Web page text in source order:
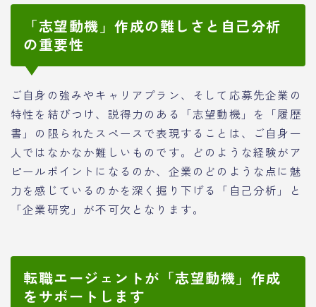
「志望動機」作成の難しさと自己分析
の重要性
ご自身の強みやキャリアプラン、そして応募先企業の
特性を結びつけ、説得力のある「志望動機」を「履歴
書」の限られたスペースで表現することは、ご自身一
人ではなかなか難しいものです。どのような経験がア
ピールポイントになるのか、企業のどのような点に魅
力を感じているのかを深く掘り下げる「自己分析」と
「企業研究」が不可欠となります。
転職エージェントが「志望動機」作成
をサポートします